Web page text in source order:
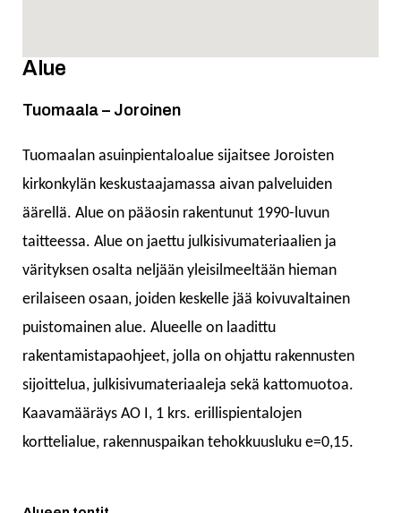
Alue
Tuomaala – Joroinen
Tuomaalan asuinpientaloalue sijaitsee Joroisten
kirkonkylän keskustaajamassa aivan palveluiden
äärellä. Alue on pääosin rakentunut 1990-luvun
taitteessa. Alue on jaettu julkisivumateriaalien ja
värityksen osalta neljään yleisilmeeltään hieman
erilaiseen osaan, joiden keskelle jää koivuvaltainen
puistomainen alue. Alueelle on laadittu
rakentamistapaohjeet, jolla on ohjattu rakennusten
sijoittelua, julkisivumateriaaleja sekä kattomuotoa.
Kaavamääräys AO I, 1 krs. erillispientalojen
korttelialue, rakennuspaikan tehokkuusluku e=0,15.